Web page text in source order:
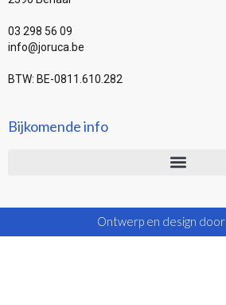
03 298 56 09
info@joruca.be
BTW: BE-0811.610.282
Bijkomende info
Ontwerp en design door